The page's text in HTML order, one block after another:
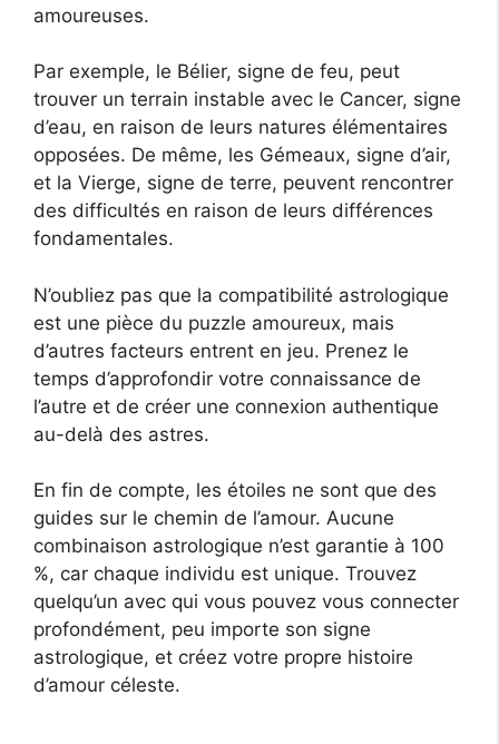
amoureuses.
Par exemple, le Bélier, signe de feu, peut
trouver un terrain instable avec le Cancer, signe
d’eau, en raison de leurs natures élémentaires
opposées. De même, les Gémeaux, signe d’air,
et la Vierge, signe de terre, peuvent rencontrer
des difficultés en raison de leurs différences
fondamentales.
N’oubliez pas que la compatibilité astrologique
est une pièce du puzzle amoureux, mais
d’autres facteurs entrent en jeu. Prenez le
temps d’approfondir votre connaissance de
l’autre et de créer une connexion authentique
au-delà des astres.
En fin de compte, les étoiles ne sont que des
guides sur le chemin de l’amour. Aucune
combinaison astrologique n’est garantie à 100
%, car chaque individu est unique. Trouvez
quelqu’un avec qui vous pouvez vous connecter
profondément, peu importe son signe
astrologique, et créez votre propre histoire
d’amour céleste.